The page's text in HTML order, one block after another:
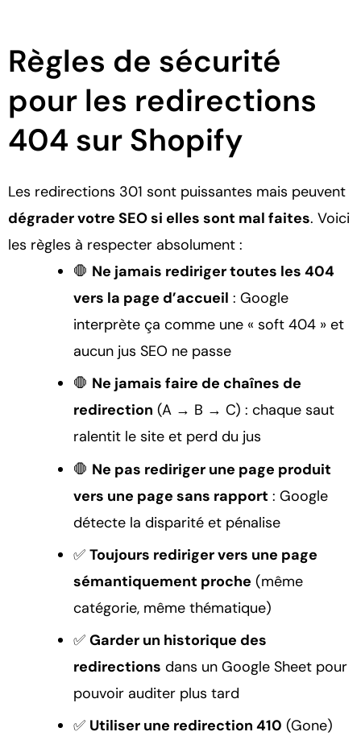
Règles de sécurité
pour les redirections
404 sur Shopify
Les redirections 301 sont puissantes mais peuvent
dégrader votre SEO si elles sont mal faites. Voici
les règles à respecter absolument :
🛑 Ne jamais rediriger toutes les 404
vers la page d’accueil : Google
interprète ça comme une « soft 404 » et
aucun jus SEO ne passe
🛑 Ne jamais faire de chaînes de
redirection (A → B → C) : chaque saut
ralentit le site et perd du jus
🛑 Ne pas rediriger une page produit
vers une page sans rapport : Google
détecte la disparité et pénalise
✅ Toujours rediriger vers une page
sémantiquement proche (même
catégorie, même thématique)
✅ Garder un historique des
redirections dans un Google Sheet pour
pouvoir auditer plus tard
✅ Utiliser une redirection 410 (Gone)